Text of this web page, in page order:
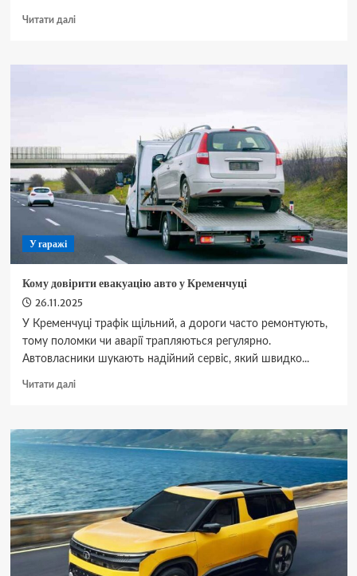
Читати даліДокладніше
вигідно
передавати
митне
оформлення
У гаражі
Кому довірити евакуацію авто у Кременчуці
26.11.2025
У Кременчуці трафік щільний, а дороги часто ремонтують,
тому поломки чи аварії трапляються регулярно.
Автовласники шукають надійний сервіс, який швидко...
Читати даліДокладніше
довірити
евакуацію
у
Кременчуці